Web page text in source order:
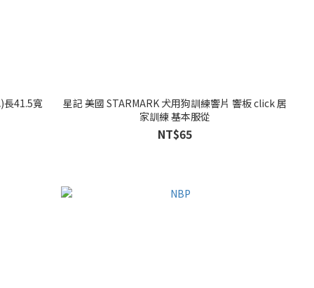
長41.5寬
星記 美國 STARMARK 犬用狗訓練響片 響板 click 居
家訓練 基本服從
NT$65